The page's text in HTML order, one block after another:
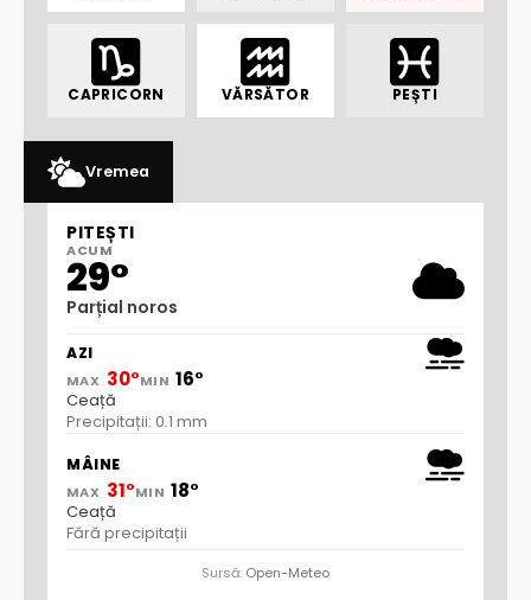
CAPRICORN VĂRSĂTOR PEȘTI
Vremea
PITEȘTI
ACUM
29°
Parțial noros
AZI
MAX 30°MIN 16°
Ceață
Precipitații: 0.1 mm
MÂINE
MAX 31°MIN 18°
Ceață
Fără precipitații
Sursă: Open-Meteo